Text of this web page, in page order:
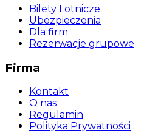
Bilety Lotnicze
Ubezpieczenia
Dla firm
Rezerwacje grupowe
Firma
Kontakt
O nas
Regulamin
Polityka Prywatności